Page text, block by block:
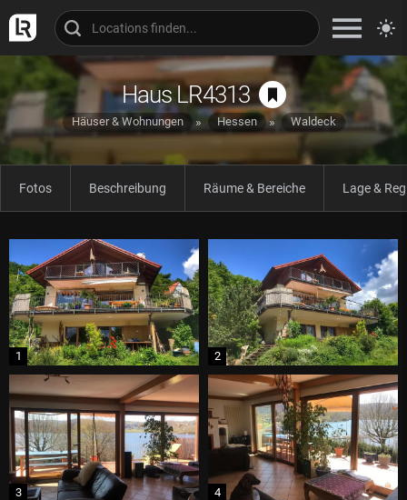
Haus LR4313
Häuser & Wohnungen Hessen Waldeck
Fotos Beschreibung Räume & Bereiche Lage &